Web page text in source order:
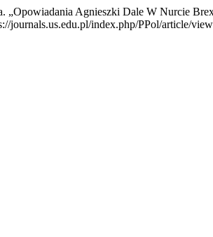
„Opowiadania Agnieszki Dale W Nurcie
journals.us.edu.pl/index.php/PPol/article/